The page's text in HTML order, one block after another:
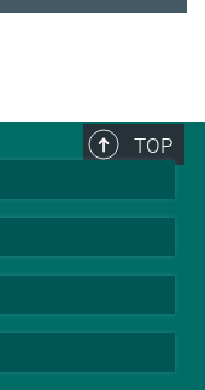
TOP